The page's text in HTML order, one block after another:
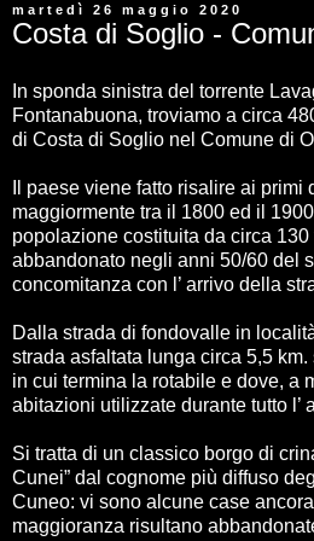
martedì 26 maggio 2020
Costa di Soglio -
In sponda sinistra del torrente
Fontanabuona, troviamo a circa
di Costa di Soglio nel Comune di
Il paese viene fatto risalire ai primi
maggiormente tra il 1800 ed il
popolazione costituita da circa
abbandonato negli anni 50/60 del
concomitanza con l’ arrivo della
Dalla strada di fondovalle in
strada asfaltata lunga circa 5,5
in cui termina la rotabile e dove, a
abitazioni utilizzate durante tutto l’
Si tratta di un classico borgo di
Cunei” dal cognome più diffuso
Cuneo: vi sono alcune case
maggioranza risultano